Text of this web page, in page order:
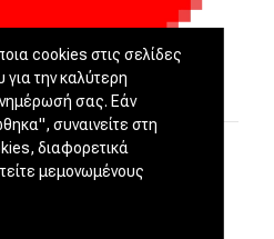
cookies στις σελίδες
για την καλύτερη
σας. Εάν
συναινείτε στη
διαφορετικά
μεμονωμένους